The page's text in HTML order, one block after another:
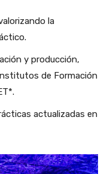
la
y producción,
de Formación
actualizadas en